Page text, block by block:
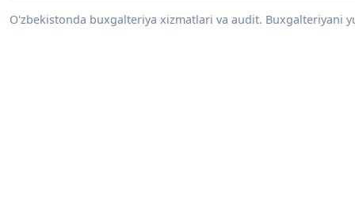
O'zbekistonda buxgalteriya xizmatlari va audit. Buxgalteriyani